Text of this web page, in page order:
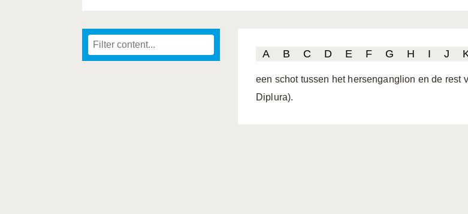
A B C D E F G H I J
een schot tussen het hersenganglion en de rest
Diplura).